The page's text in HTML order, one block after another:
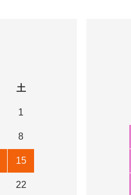
土
1
8
15
22